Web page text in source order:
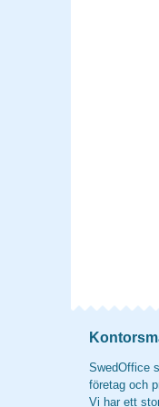
SwedOffice
företag och
Vi har ett